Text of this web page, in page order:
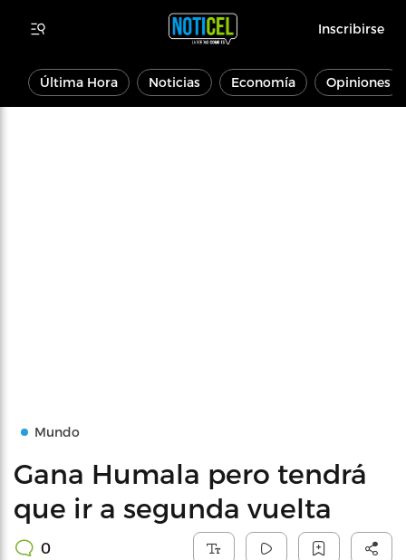
Inscribirse
Última Hora Noticias Economía Opiniones
Mundo
Gana Humala pero tendrá
que ir a segunda vuelta
0